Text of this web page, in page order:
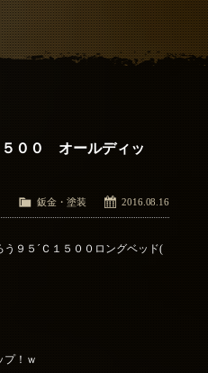
Factory
会社概要
００ オールディッ
2016.08.16
鈑金・塗装
９５´Ｃ１５００ロングベッド(
プ！ｗ